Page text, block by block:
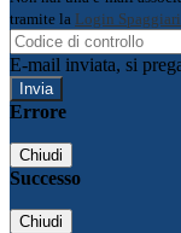
tramite la Login Spaggiari
E-mail inviata, si
Errore
Chiudi
Successo
Chiudi